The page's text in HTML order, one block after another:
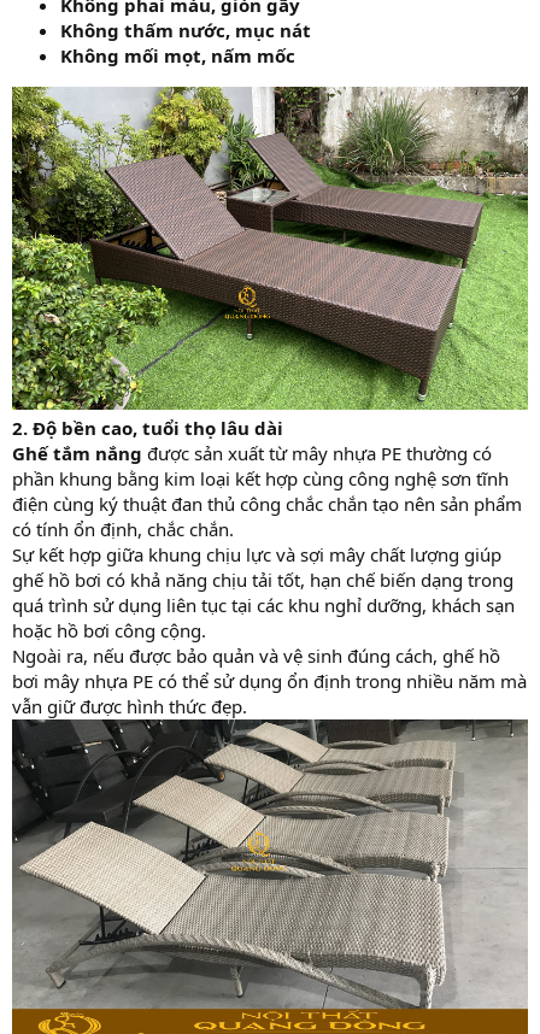
Không phai màu, giòn gãy
Không thấm nước, mục nát
Không mối mọt, nấm mốc
2. Độ bền cao, tuổi thọ lâu dài
Ghế tắm nắng được sản xuất từ mây nhựa PE thường có
phần khung bằng kim loại kết hợp cùng công nghệ sơn tĩnh
điện cùng ký thuật đan thủ công chắc chắn tạo nên sản phẩm
có tính ổn định, chắc chắn.
Sự kết hợp giữa khung chịu lực và sợi mây chất lượng giúp
ghế hồ bơi có khả năng chịu tải tốt, hạn chế biến dạng trong
quá trình sử dụng liên tục tại các khu nghỉ dưỡng, khách sạn
hoặc hồ bơi công cộng.
Ngoài ra, nếu được bảo quản và vệ sinh đúng cách, ghế hồ
bơi mây nhựa PE có thể sử dụng ổn định trong nhiều năm mà
vẫn giữ được hình thức đẹp.